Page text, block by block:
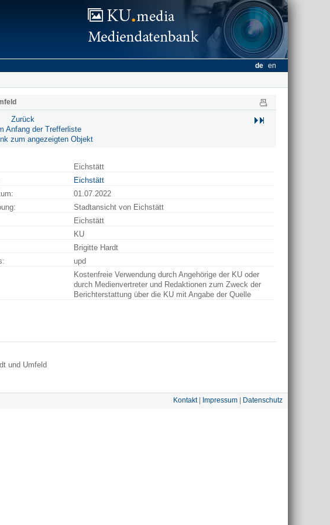
de en
Zurück
Anfang der Trefferliste
zum angezeigten Objekt
Eichstätt
Eichstätt
01.07.2022
Stadtansicht von Eichstätt
Eichstätt
KU
Brigitte Hardt
upd
Kostenfreie Verwendung durch Angehörige der KU oder
durch Medienvertreter und Redaktionen zum Zweck der
Berichterstattung über die KU mit Angabe der Quelle
und Umfeld
Kontakt| Impressum Datenschutz